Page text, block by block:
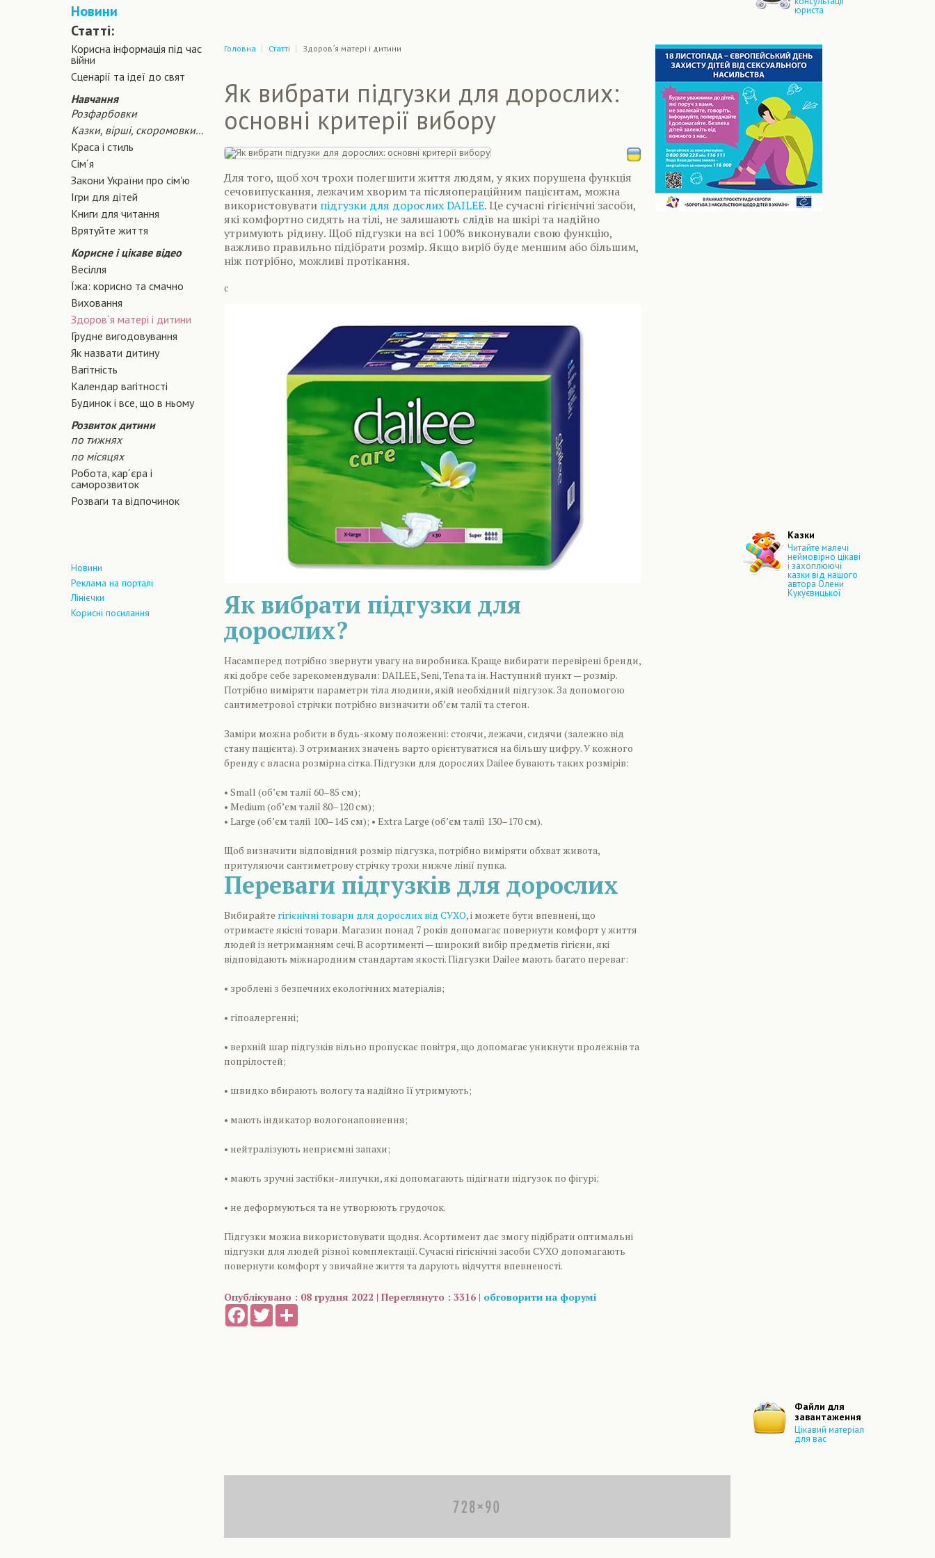
Новини
Статті:
Корисна інформація під час
війни
Сценарiї та iдеї до свят
Навчання
Розфарбовки
Казки, вірші, скоромовки...
Краса і стиль
Сiм´я
Закони України про сiм'ю
Ігри для дітей
Книги для читання
Врятуйте життя
Корисне і цікаве відео
Весілля
Їжа: корисно та смачно
Виховання
Здоров´я матері і дитини
Грудне вигодовування
Як назвати дитину
Вагiтнiсть
Календар вагітності
Будинок і все, що в ньому
Розвиток дитини
по тижнях
по місяцях
Робота, кар´єра і
саморозвиток
Розваги та відпочинок
Новини
Реклама на порталі
Лінієчки
Корисні посилання
юриста
Головна Статті Здоров´я матері і дитини
Як вибрати підгузки для дорослих:
основні критерії вибору
Для того, щоб хоч трохи полегшити життя людям, у яких порушена функція
сечовипускання, лежачим хворим та післяопераційним пацієнтам, можна
використовувати підгузки для дорослих DAILEE. Це сучасні гігієнічні засоби,
які комфортно сидять на тілі, не залишають слідів на шкірі та надійно
утримують рідину. Щоб підгузки на всі 100% виконували свою функцію,
важливо правильно підібрати розмір. Якщо виріб буде меншим або більшим,
ніж потрібно, можливі протікання.
с
Як вибрати підгузки для
дорослих?
Насамперед потрібно звернути увагу на виробника. Краще вибирати перевірені бренди,
які добре себе зарекомендували: DAILEE, Seni, Tena та ін. Наступний пункт — розмір.
Потрібно виміряти параметри тіла людини, якій необхідний підгузок. За допомогою
сантиметрової стрічки потрібно визначити об’єм талії та стегон.
Заміри можна робити в будь-якому положенні: стоячи, лежачи, сидячи (залежно від
стану пацієнта). З отриманих значень варто орієнтуватися на більшу цифру. У кожного
бренду є власна розмірна сітка. Підгузки для дорослих Dailee бувають таких розмірів:
• Small (об’єм талії 60–85 см);
• Medium (об’єм талії 80–120 см);
• Large (об’єм талії 100–145 см); • Extra Large (об’єм талії 130–170 см).
Щоб визначити відповідний розмір підгузка, потрібно виміряти обхват живота,
притуляючи сантиметрову стрічку трохи нижче лінії пупка.
Переваги підгузків для дорослих
Вибирайте гігієнічні товари для дорослих від СУХО, і можете бути впевнені, що
отримаєте якісні товари. Магазин понад 7 років допомагає повернути комфорт у життя
людей із нетриманням сечі. В асортименті — широкий вибір предметів гігієни, які
відповідають міжнародним стандартам якості. Підгузки Dailee мають багато переваг:
• зроблені з безпечних екологічних матеріалів;
• гіпоалергенні;
• верхній шар підгузків вільно пропускає повітря, що допомагає уникнути пролежнів та
попрілостей;
• швидко вбирають вологу та надійно її утримують;
• мають індикатор вологонаповнення;
• нейтралізують неприємні запахи;
• мають зручні застібки-липучки, які допомагають підігнати підгузок по фігурі;
• не деформуються та не утворюють грудочок.
Підгузки можна використовувати щодня. Асортимент дає змогу підібрати оптимальні
підгузки для людей різної комплектації. Сучасні гігієнічні засоби СУХО допомагають
повернути комфорт у звичайне життя та дарують відчуття впевненості.
Опублікувано : 08 грудня 2022 | Переглянуто : 3316 | обговорити на форумі
FacebookTwitter
Казки
Читайте малечі
неймовірно цікаві
і захоплюючі
казки від нашого
автора Олени
Кукуєвицької
Файли для
завантаження
Цікавий матеріал
для вас